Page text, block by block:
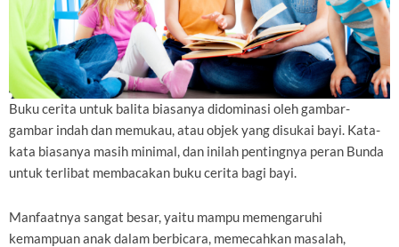
Buku cerita untuk balita biasanya didominasi oleh gambar-
gambar indah dan memukau, atau objek yang disukai bayi. Kata-
kata biasanya masih minimal, dan inilah pentingnya peran Bunda
untuk terlibat membacakan buku cerita bagi bayi.
Manfaatnya sangat besar, yaitu mampu memengaruhi
kemampuan anak dalam berbicara, memecahkan masalah,